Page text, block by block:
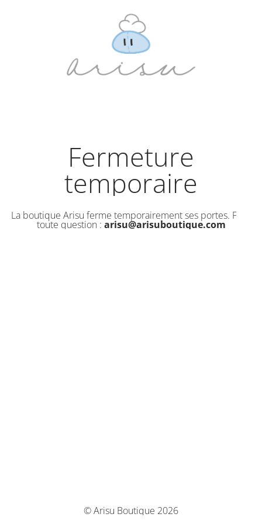
Fermeture
temporaire
La boutique Arisu ferme temporairement ses portes. Pour
toute question : arisu@arisuboutique.com
© Arisu Boutique 2026